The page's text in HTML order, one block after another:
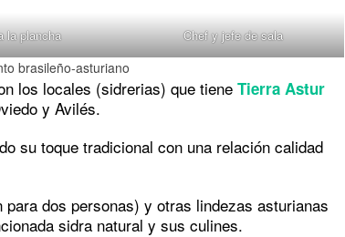
la plancha Chef y jefe de sala
brasileño-asturiano
los locales (sidrerias) que tiene Tierra Astur
y Avilés.
su toque tradicional con una relación calidad
dos personas) y otras lindezas asturianas
sidra natural y sus culines.